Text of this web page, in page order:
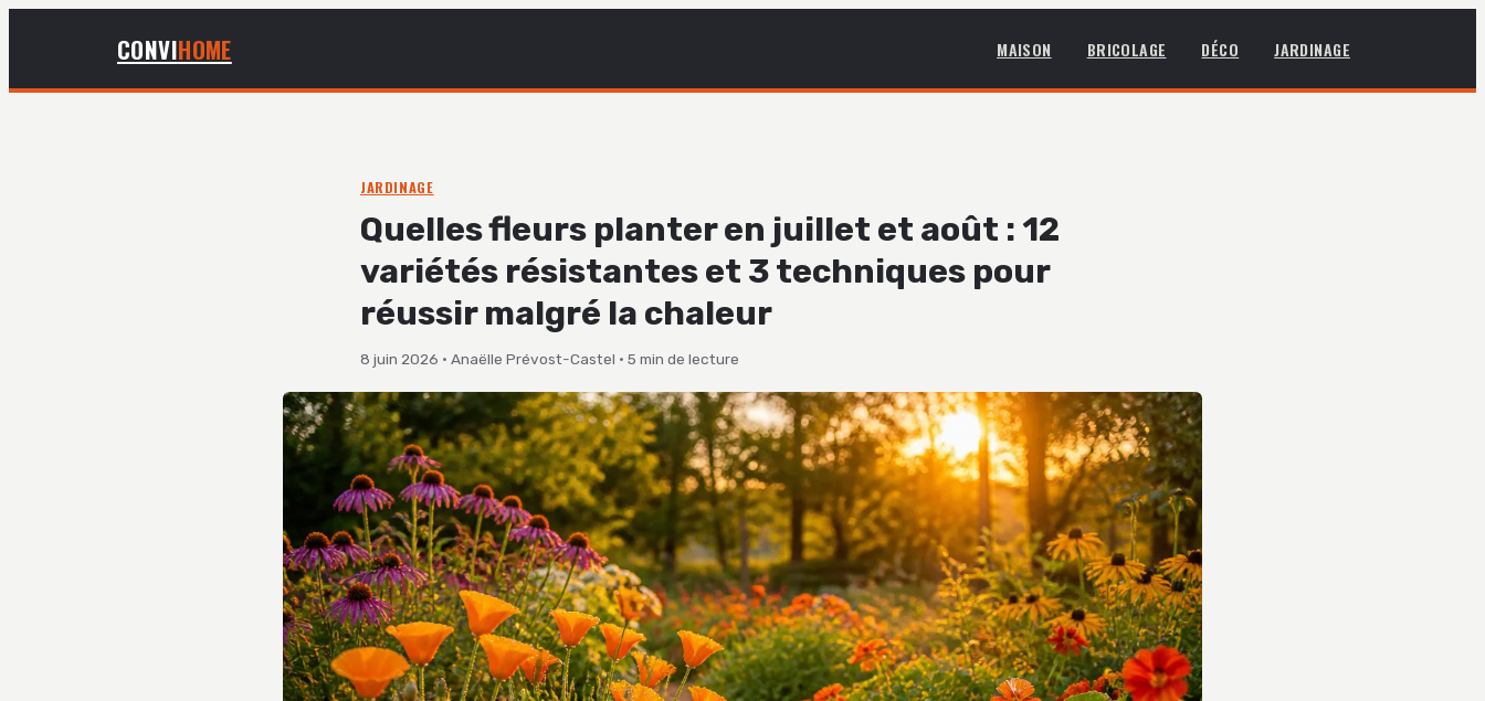
CONVIHOME MAISON BRICOLAGE DÉCO JARDINAGE
JARDINAGE
Quelles fleurs planter en juillet et août : 12
variétés résistantes et 3 techniques pour
réussir malgré la chaleur
8 juin 2026 · Anaëlle Prévost-Castel · 5 min de lecture